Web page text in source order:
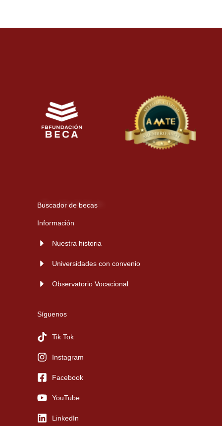
Buscador de becas
Información
Nuestra historia
Universidades con convenio
Observatorio Vocacional
Síguenos
Tik Tok
Instagram
Facebook
YouTube
LinkedIn